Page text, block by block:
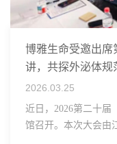
博雅生命受邀出席
讲，共探外泌体规
2026.03.25
近日，2026第二十届
馆召开。本次大会由